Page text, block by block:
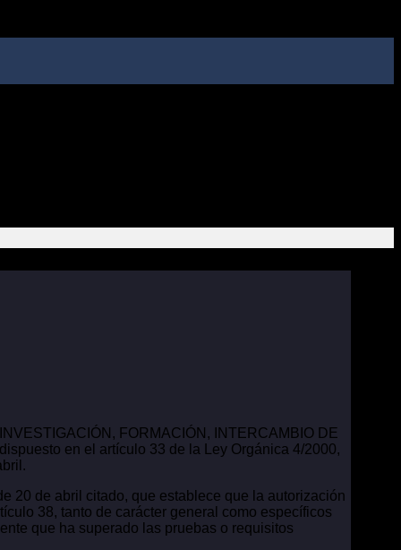
FORMACIÓN, INTERCAMBIO DE
en el artículo 33 de la Ley Orgánica 4/2000,
20 de abril citado, que establece que la autorización
38, tanto de carácter general como específicos
que ha superado las pruebas o requisitos